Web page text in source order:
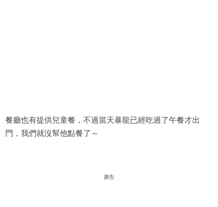
餐廳也有提供兒童餐，不過當天暴龍已經吃過了午餐才出
門，我們就沒幫他點餐了～
廣告